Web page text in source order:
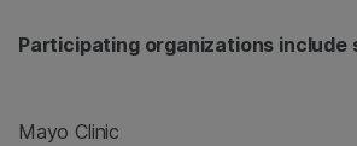
Participating organizations
Mayo Clinic